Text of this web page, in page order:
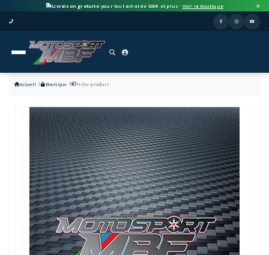
Livraison gratuite pour tout achat de 500$ et plus · Voir la boutique
Accueil Boutique Fiche produit